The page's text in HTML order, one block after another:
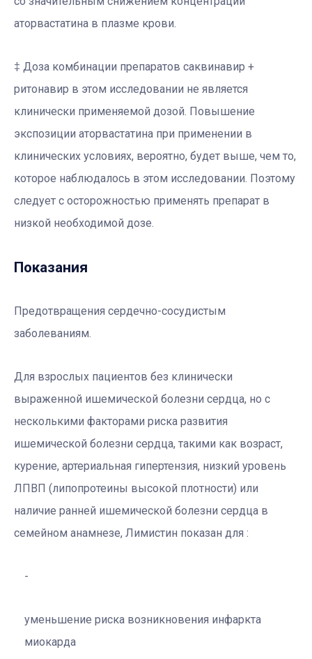
аторвастатина в плазме крови.
‡ Доза комбинации препаратов саквинавир +
ритонавир в этом исследовании не является
клинически применяемой дозой. Повышение
экспозиции аторвастатина при применении в
клинических условиях, вероятно, будет выше, чем то,
которое наблюдалось в этом исследовании. Поэтому
следует с осторожностью применять препарат в
низкой необходимой дозе.
Показания
Предотвращения сердечно-сосудистым
заболеваниям.
Для взрослых пациентов без клинически
выраженной ишемической болезни сердца, но с
несколькими факторами риска развития
ишемической болезни сердца, такими как возраст,
курение, артериальная гипертензия, низкий уровень
ЛПВП (липопротеины высокой плотности) или
наличие ранней ишемической болезни сердца в
семейном анамнезе, Лимистин показан для :
уменьшение риска возникновения инфаркта
миокарда